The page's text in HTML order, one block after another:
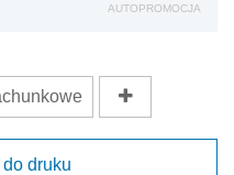
AUTOPROMOCJA
druku